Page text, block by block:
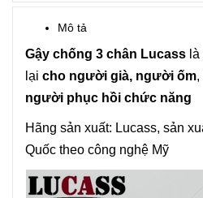
Mô tả
Gậy chống 3 chân Lucass
lại cho người già, người ốm,
người phục hồi chức năng
Hãng sản xuất: Lucass, sản
Quốc theo công nghệ Mỹ